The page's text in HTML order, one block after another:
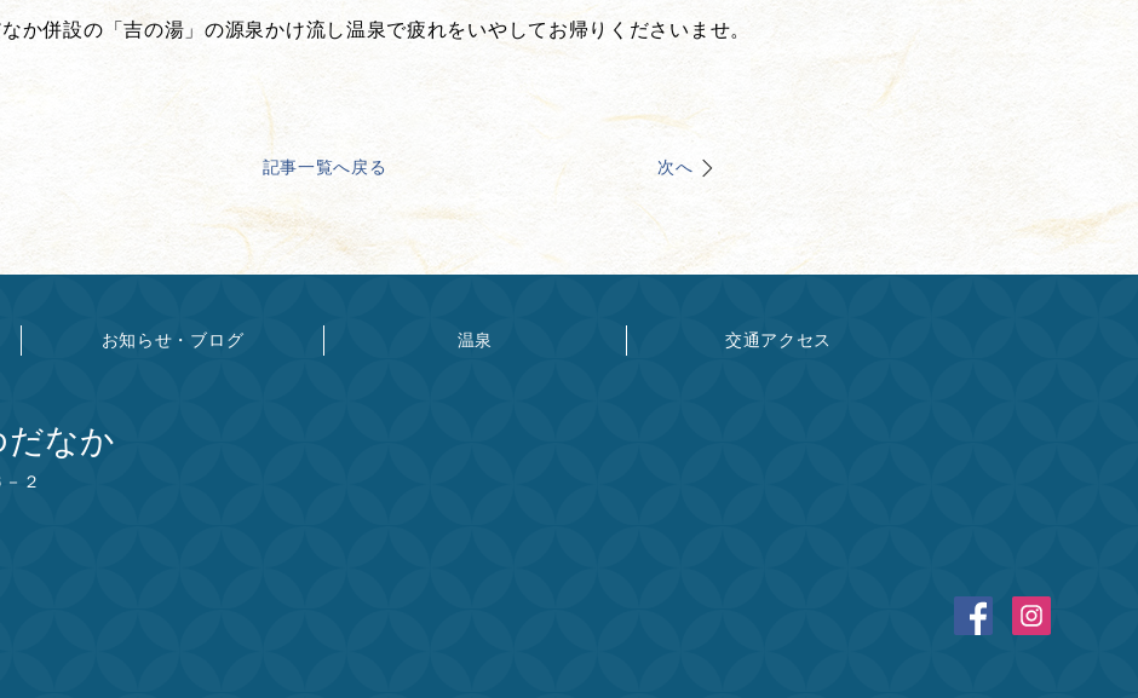
か併設の「吉の湯」の源泉かけ流し温泉で疲れをいやしてお帰りくださいませ。
記事一覧へ戻る 次へ
お知らせ・ブログ 温泉 交通アクセス
なか
２